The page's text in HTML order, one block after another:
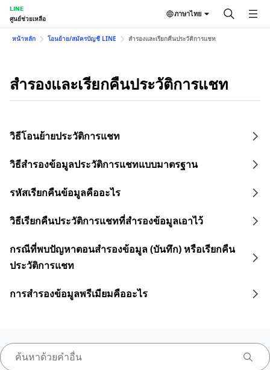
LINE
ศูนย์ช่วยเหลือ
ภาษาไทย
หน้าหลัก โอนย้าย/สมัครบัญชี LINE สำรองและเรียกคืนประวัติการแชท
สำรองและเรียกคืนประวัติการแชท
วิธีโอนย้ายประวัติการแชท
วิธีสำรองข้อมูลประวัติการแชทแบบมาตรฐาน
รหัสเรียกคืนข้อมูลคืออะไร
วิธีเรียกคืนประวัติการแชทที่สำรองข้อมูลเอาไว้
กรณีที่พบปัญหาตอนสำรองข้อมูล (บันทึก) หรือเรียกคืน
ประวัติการแชท
การสำรองข้อมูลพรีเมียมคืออะไร